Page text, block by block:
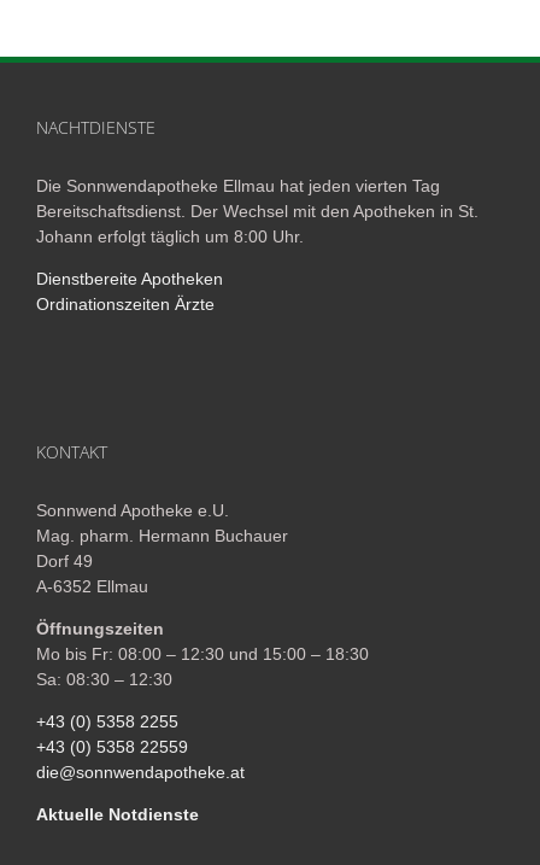
NACHTDIENSTE
Die Sonnwendapotheke Ellmau hat jeden vierten Tag
Bereitschaftsdienst. Der Wechsel mit den Apotheken in St.
Johann erfolgt täglich um 8:00 Uhr.
Dienstbereite Apotheken
Ordinationszeiten Ärzte
KONTAKT
Sonnwend Apotheke e.U.
Mag. pharm. Hermann Buchauer
Dorf 49
A-6352 Ellmau
Öffnungszeiten
Mo bis Fr: 08:00 – 12:30 und 15:00 – 18:30
Sa: 08:30 – 12:30
+43 (0) 5358 2255
+43 (0) 5358 22559
die@sonnwendapotheke.at
Aktuelle Notdienste